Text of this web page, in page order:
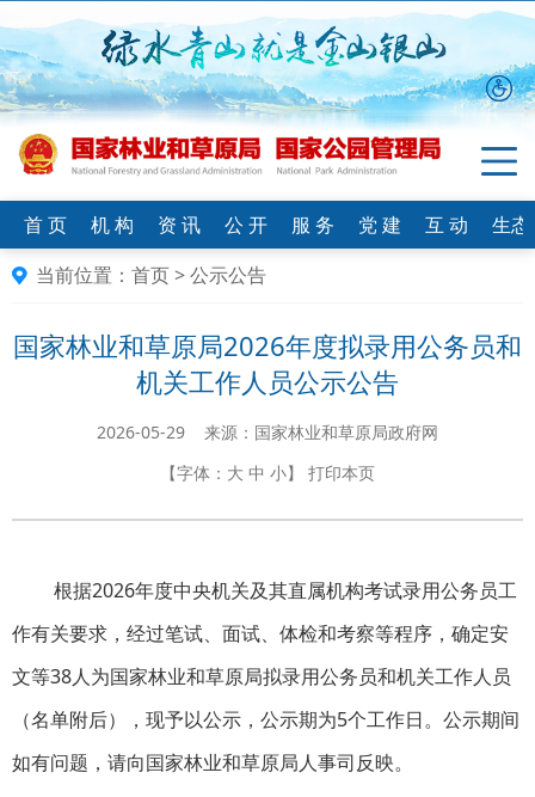
首 页 机 构 资 讯 公 开 服 务 党 建 互 动
生
当前位置： 首页>公示公告
国家林业和草原局2026年度拟录用公务员和
机关工作人员公示公告
2026-05-29 来源：国家林业和草原局政府网
【字体： 大 中 小】 打印本页
根据2026年度中央机关及其直属机构考试录用公务员工
作有关要求，经过笔试、面试、体检和考察等程序，确定安
文等38人为国家林业和草原局拟录用公务员和机关工作人员
（名单附后），现予以公示，公示期为5个工作日。公示期间
如有问题，请向国家林业和草原局人事司反映。